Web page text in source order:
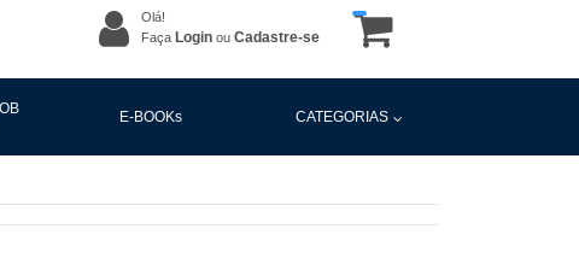
Olá!
Faça Login ou Cadastre-se
E-BOOKs CATEGORIAS